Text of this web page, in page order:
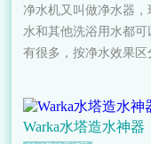
净水机又叫做净水器
水和其他洗浴用水都
有很多，按净水效果
Warka水塔造水神